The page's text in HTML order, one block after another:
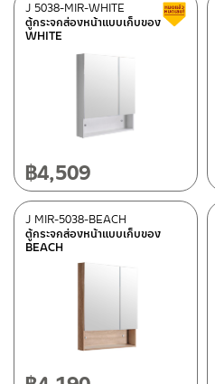
ตู้กระจกส่องหน้าแบบเก็บของ
WHITE
J 5038-MIR-WHITE
฿4,509
ตู้กระจกส่องหน้าแบบเก็บของ
BEACH
J MIR-5038-BEACH